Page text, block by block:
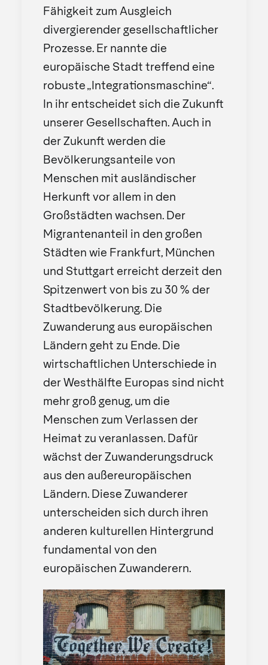
Fähigkeit zum Ausgleich
divergierender gesellschaftlicher
Prozesse. Er nannte die
europäische Stadt treffend eine
robuste „Integrationsmaschine“.
In ihr entscheidet sich die Zukunft
unserer Gesellschaften. Auch in
der Zukunft werden die
Bevölkerungsanteile von
Menschen mit ausländischer
Herkunft vor allem in den
Großstädten wachsen. Der
Migrantenanteil in den großen
Städten wie Frankfurt, München
und Stuttgart erreicht derzeit den
Spitzenwert von bis zu 30 % der
Stadtbevölkerung. Die
Zuwanderung aus europäischen
Ländern geht zu Ende. Die
wirtschaftlichen Unterschiede in
der Westhälfte Europas sind nicht
mehr groß genug, um die
Menschen zum Verlassen der
Heimat zu veranlassen. Dafür
wächst der Zuwanderungsdruck
aus den außereuropäischen
Ländern. Diese Zuwanderer
unterscheiden sich durch ihren
anderen kulturellen Hintergrund
fundamental von den
europäischen Zuwanderern.